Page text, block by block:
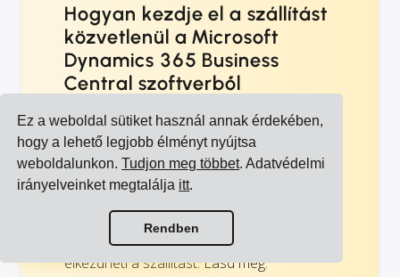
Ez a weboldal sütiket használ annak érdekében,
hogy a lehető legjobb élményt nyújtsa
weboldalunkon.Tudjon meg többet. Adatvédelmi
irányelveinket megtalálja itt.
Rendben
Hogyan kezdje el a szállítást
közvetlenül a Microsoft
Dynamics 365 Business
Central szoftverből
Kérjen egy demót, és megmutatjuk, hogyan
adhatja hozzá a szállítási modult a
Microsoft Dynamics 365 Business Central
környezetéhez. Ezután feltöltheti a
Microsoft Dynamics 365 Business Central
árait és egyéb megállapodásait,
meghívhatja kollégáit, és azonnal
elkezdheti a szállítást. Lásd még:
Összes integráció megtekintése
Összes fuvarozó megtekintése